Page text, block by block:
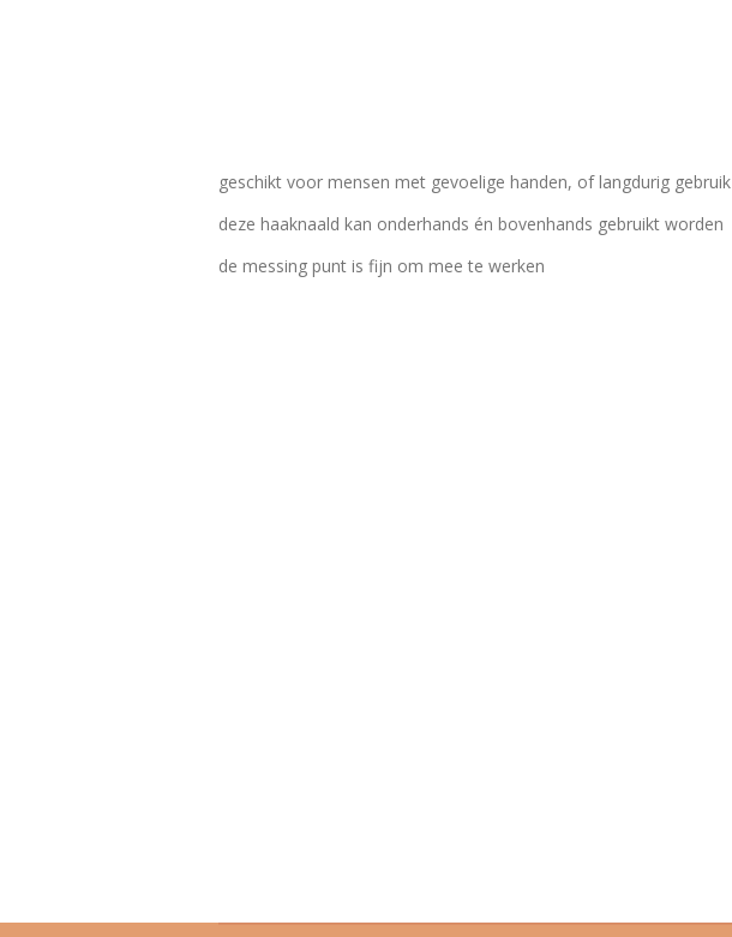
geschikt voor mensen met gevoelige handen, of langdurig gebruik
deze haaknaald kan onderhands én bovenhands gebruikt worden
de messing punt is fijn om mee te werken